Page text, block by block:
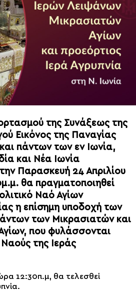
της Συνάξεως της
Εικόνος της Παναγίας
πάντων των εν Ιωνία,
και Νέα Ιωνία
Παρασκευή 24 Απριλίου
θα πραγματοποιηθεί
Ναό Αγίων
η επίσημη υποδοχή των
των Μικρασιατών και
που φυλάσσονται
της Ιεράς
12:30π.μ, θα τελεσθεί